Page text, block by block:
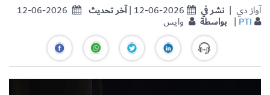
12-06-2026 آخر تحديث| 12-06-2026 نشر في | آواز دي
بواسطة |PTI